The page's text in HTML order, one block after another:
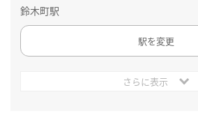
鈴木町駅
駅を変更
さらに表示